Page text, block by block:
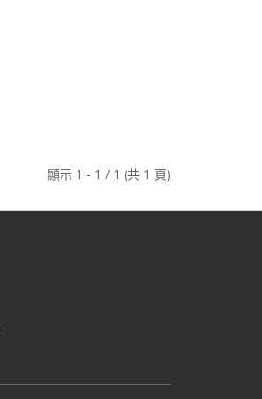
顯示 1 - 1 / 1 (共 1 頁)